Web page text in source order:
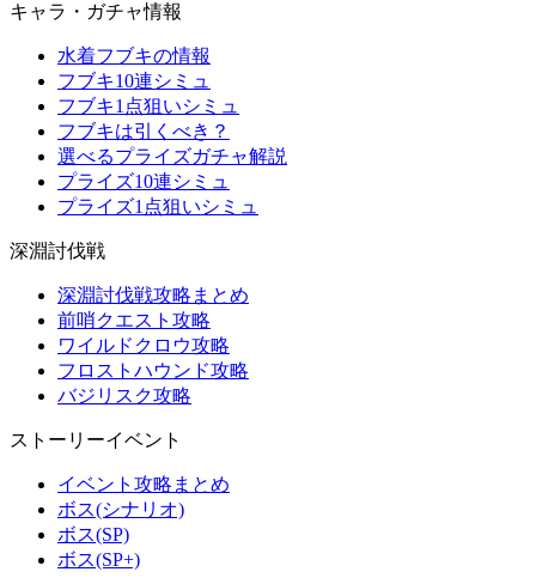
キャラ・ガチャ情報
水着フブキの情報
フブキ10連シミュ
フブキ1点狙いシミュ
フブキは引くべき？
選べるプライズガチャ解説
プライズ10連シミュ
プライズ1点狙いシミュ
深淵討伐戦
深淵討伐戦攻略まとめ
前哨クエスト攻略
ワイルドクロウ攻略
フロストハウンド攻略
バジリスク攻略
ストーリーイベント
イベント攻略まとめ
ボス(シナリオ)
ボス(SP)
ボス(SP+)